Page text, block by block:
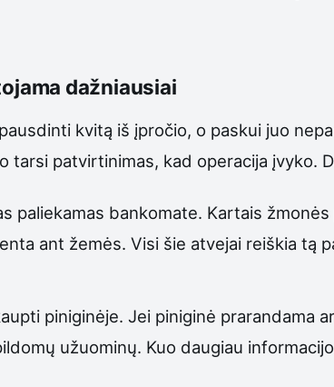
dažniausiai
kvitą iš įpročio, o paskui juo
tarsi patvirtinimas, kad operacija įvyko.
paliekamas bankomate. Kartais
ant žemės. Visi šie atvejai reiškia tą
piniginėje. Jei piniginė prarandama
užuominų. Kuo daugiau